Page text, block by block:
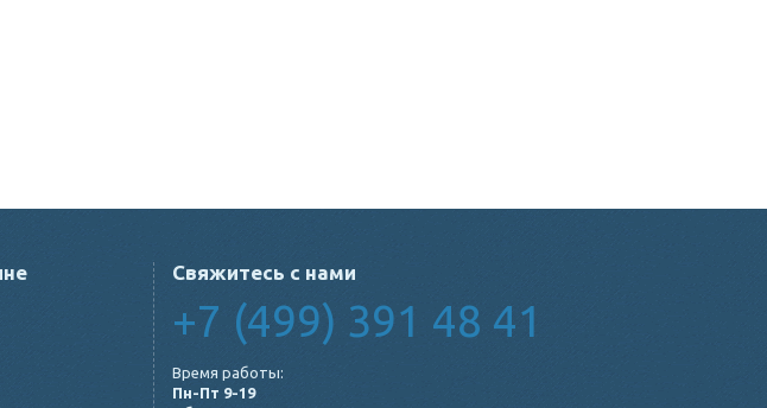
Свяжитесь с нами
+7 (499) 391 48 41
Время работы:
Пн-Пт 9-19